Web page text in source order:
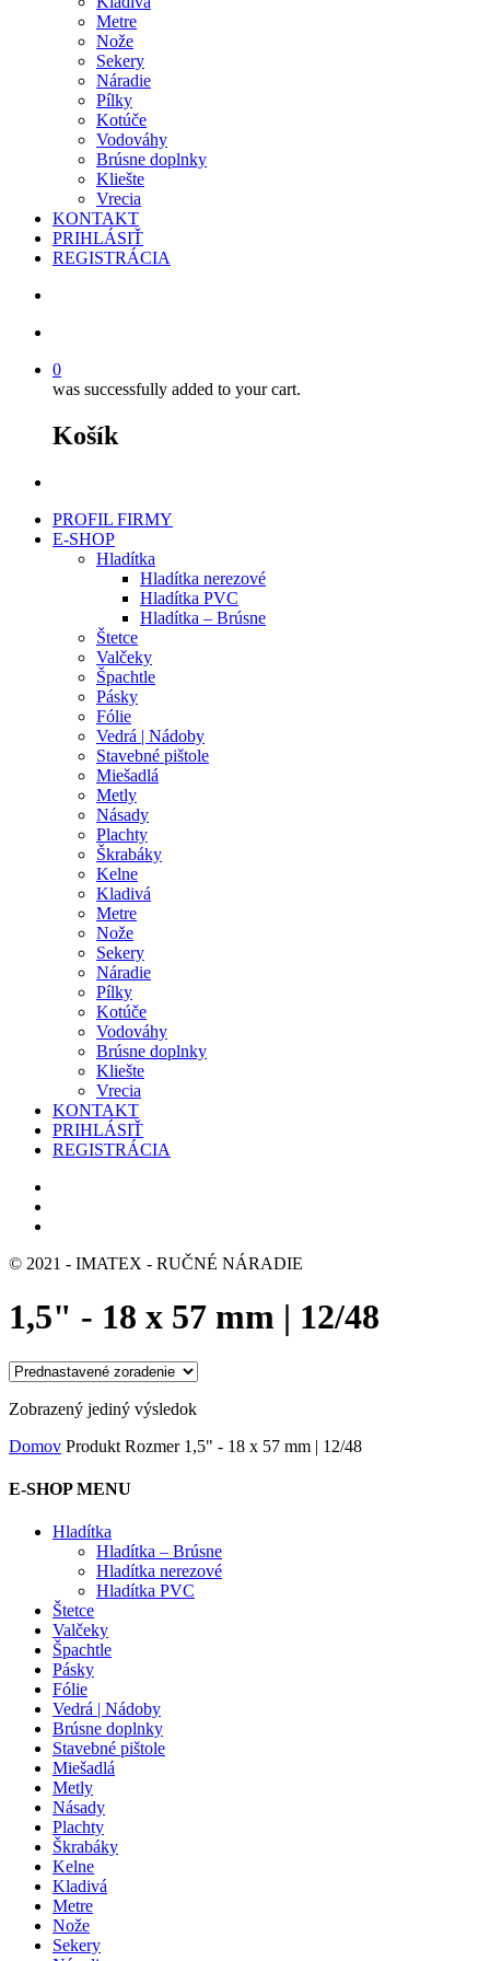
Metre
Nože
Sekery
Náradie
Pílky
Kotúče
Vodováhy
Brúsne doplnky
Kliešte
Vrecia
KONTAKT
PRIHLÁSIŤ
REGISTRÁCIA
0
was successfully added to your cart.
Košík
PROFIL FIRMY
E-SHOP
Hladítka
Hladítka nerezové
Hladítka PVC
Hladítka – Brúsne
Štetce
Valčeky
Špachtle
Pásky
Fólie
Vedrá | Nádoby
Stavebné pištole
Miešadlá
Metly
Násady
Plachty
Škrabáky
Kelne
Kladivá
Metre
Nože
Sekery
Náradie
Pílky
Kotúče
Vodováhy
Brúsne doplnky
Kliešte
Vrecia
KONTAKT
PRIHLÁSIŤ
REGISTRÁCIA
© 2021 - IMATEX - RUČNÉ NÁRADIE
1,5" - 18 x 57 mm | 12/48
Zobrazený jediný výsledok
Domov Produkt Rozmer 1,5" - 18 x 57 mm | 12/48
E-SHOP MENU
Hladítka
Hladítka – Brúsne
Hladítka nerezové
Hladítka PVC
Štetce
Valčeky
Špachtle
Pásky
Fólie
Vedrá | Nádoby
Brúsne doplnky
Stavebné pištole
Miešadlá
Metly
Násady
Plachty
Škrabáky
Kelne
Kladivá
Metre
Nože
Sekery